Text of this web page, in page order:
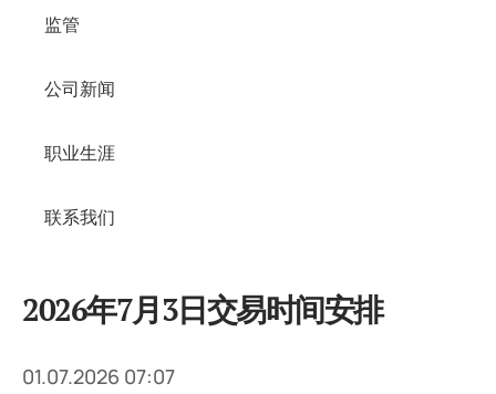
监管
公司新闻
职业生涯
联系我们
2026年7月3日交易时间安排
01.07.2026 07:07